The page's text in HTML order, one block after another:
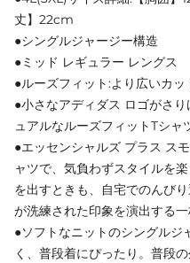
丈】22cm
●シングルジャージー構造
●ミッド レギュラー レングス
●ルーズフィット:より広いカ
●小さなアディダス ロゴがさ
ュアルなルーズフィットTシャ
●エッセンシャルズ プラス ス
ャツで、気負わずスタイルを
を出すときも、自宅でのんび
が洗練された印象を演出する一
●ソフトなニットのシングルジ
く、普段着にぴったり。普段